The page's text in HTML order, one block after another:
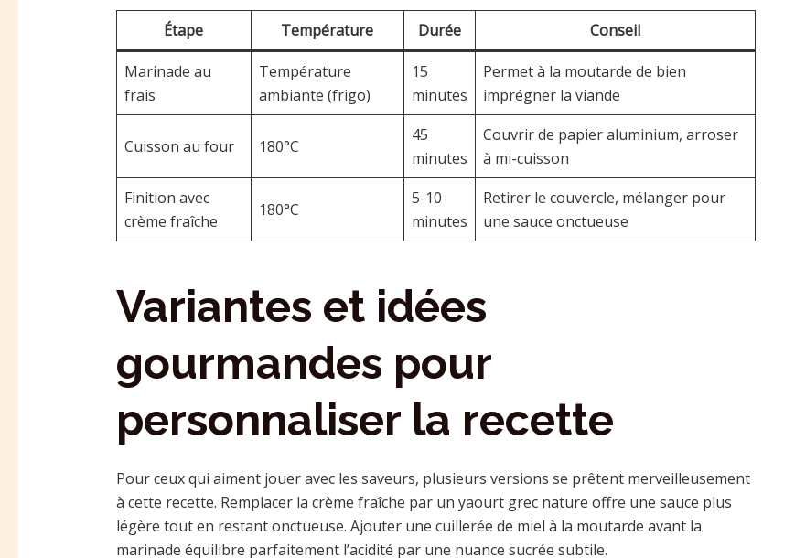
Étape Température Durée Conseil
Marinade au
frais
Température
ambiante (frigo)
15
minutes
Permet à la moutarde de bien
imprégner la viande
Cuisson au four 180°C
45
minutes
Couvrir de papier aluminium, arroser
à mi-cuisson
Finition avec
crème fraîche
180°C
5-10
minutes
Retirer le couvercle, mélanger pour
une sauce onctueuse
Variantes et idées
gourmandes pour
personnaliser la recette
Pour ceux qui aiment jouer avec les saveurs, plusieurs versions se prêtent merveilleusement
à cette recette. Remplacer la crème fraîche par un yaourt grec nature offre une sauce plus
légère tout en restant onctueuse. Ajouter une cuillerée de miel à la moutarde avant la
marinade équilibre parfaitement l’acidité par une nuance sucrée subtile.